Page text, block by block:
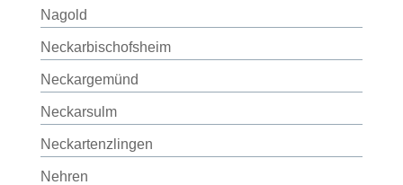
Nagold
Neckarbischofsheim
Neckargemünd
Neckarsulm
Neckartenzlingen
Nehren